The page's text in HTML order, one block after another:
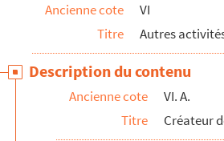
Ancienne cote
VI
Titre
Autres
Description du contenu
Ancienne cote
VI. A.
Titre
Créateur